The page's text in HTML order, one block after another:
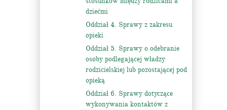
dziećmi
Oddział 4. Sprawy z zakresu
opieki
Oddział 5. Sprawy o odebranie
osoby podlegającej władzy
rodzicielskiej lub pozostającej pod
opieką
Oddział 6. Sprawy dotyczące
wykonywania kontaktów z